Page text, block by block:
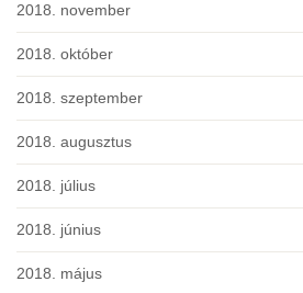
2018. november
2018. október
2018. szeptember
2018. augusztus
2018. július
2018. június
2018. május